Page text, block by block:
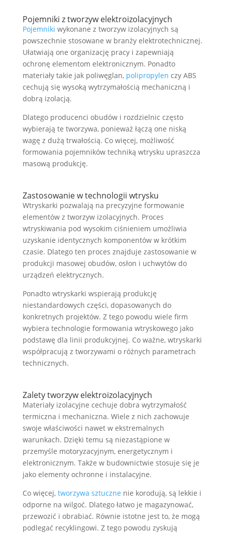
Pojemniki z tworzyw elektroizolacyjnych
Pojemniki wykonane z tworzyw izolacyjnych są
powszechnie stosowane w branży elektrotechnicznej.
Ułatwiają one organizację pracy i zapewniają
ochronę elementom elektronicznym. Ponadto
materiały takie jak poliwęglan, polipropylen czy ABS
cechują się wysoką wytrzymałością mechaniczną i
dobrą izolacją.
Dlatego producenci obudów i rozdzielnic często
wybierają te tworzywa, ponieważ łączą one niską
wagę z dużą trwałością. Co więcej, możliwość
formowania pojemników techniką wtrysku upraszcza
masową produkcję.
Zastosowanie w technologii wtrysku
Wtryskarki pozwalają na precyzyjne formowanie
elementów z tworzyw izolacyjnych. Proces
wtryskiwania pod wysokim ciśnieniem umożliwia
uzyskanie identycznych komponentów w krótkim
czasie. Dlatego ten proces znajduje zastosowanie w
produkcji masowej obudów, osłon i uchwytów do
urządzeń elektrycznych.
Ponadto wtryskarki wspierają produkcję
niestandardowych części, dopasowanych do
konkretnych projektów. Z tego powodu wiele firm
wybiera technologie formowania wtryskowego jako
podstawę dla linii produkcyjnej. Co ważne, wtryskarki
współpracują z tworzywami o różnych parametrach
technicznych.
Zalety tworzyw elektroizolacyjnych
Materiały izolacyjne cechuje dobra wytrzymałość
termiczna i mechaniczna. Wiele z nich zachowuje
swoje właściwości nawet w ekstremalnych
warunkach. Dzięki temu są niezastąpione w
przemyśle motoryzacyjnym, energetycznym i
elektronicznym. Także w budownictwie stosuje się je
jako elementy ochronne i instalacyjne.
Co więcej, tworzywa sztuczne nie korodują, są lekkie i
odporne na wilgoć. Dlatego łatwo je magazynować,
przewozić i obrabiać. Równie istotne jest to, że mogą
podlegać recyklingowi. Z tego powodu zyskują